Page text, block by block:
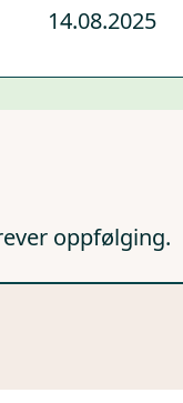
14.08.2025
oppfølging.